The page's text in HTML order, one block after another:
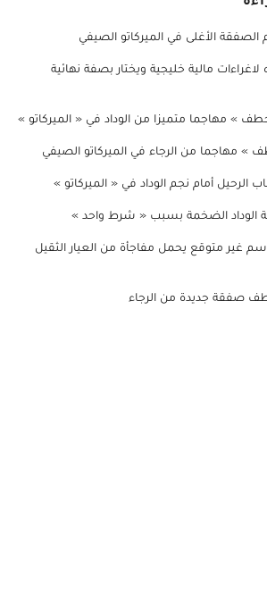
الأغلى في الميركاتو الصيفي
لاغراءات مالية خليجية ويختار بصفة نهائية
» مهاجما متميزا من الوداد في « الميركاتو »
» مهاجما من الرجاء في الميركاتو الصيفي
الرحيل أمام نجم الوداد في « الميركاتو »
الوداد الضخمة بسبب « شرط واحد »
اسم غير متوقع يحمل مفاجأة من العيار الثقيل
صفقة جديدة من الرجاء